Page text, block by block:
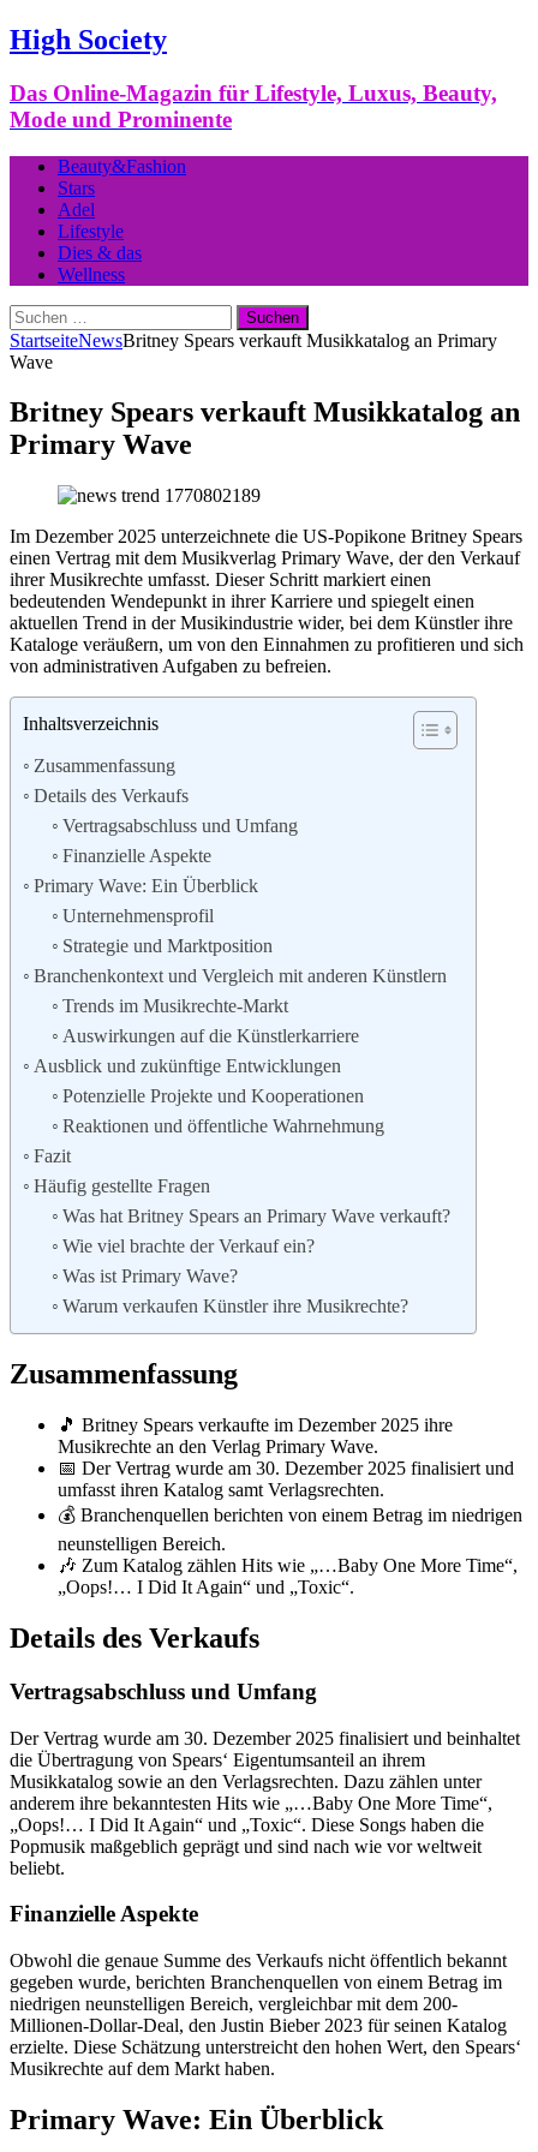
High Society
Das Online-Magazin für Lifestyle, Luxus, Beauty,
Mode und Prominente
Beauty&Fashion
Stars
Adel
Lifestyle
Dies & das
Wellness
Suchen
nach:
StartseiteNewsBritney Spears verkauft Musikkatalog an Primary
Wave
Britney Spears verkauft Musikkatalog an
Primary Wave
Im Dezember 2025 unterzeichnete die US-Popikone Britney Spears
einen Vertrag mit dem Musikverlag Primary Wave, der den Verkauf
ihrer Musikrechte umfasst. Dieser Schritt markiert einen
bedeutenden Wendepunkt in ihrer Karriere und spiegelt einen
aktuellen Trend in der Musikindustrie wider, bei dem Künstler ihre
Kataloge veräußern, um von den Einnahmen zu profitieren und sich
von administrativen Aufgaben zu befreien.
Inhaltsverzeichnis
Zusammenfassung
Details des Verkaufs
Vertragsabschluss und Umfang
Finanzielle Aspekte
Primary Wave: Ein Überblick
Unternehmensprofil
Strategie und Marktposition
Branchenkontext und Vergleich mit anderen Künstlern
Trends im Musikrechte-Markt
Auswirkungen auf die Künstlerkarriere
Ausblick und zukünftige Entwicklungen
Potenzielle Projekte und Kooperationen
Reaktionen und öffentliche Wahrnehmung
Fazit
Häufig gestellte Fragen
Was hat Britney Spears an Primary Wave verkauft?
Wie viel brachte der Verkauf ein?
Was ist Primary Wave?
Warum verkaufen Künstler ihre Musikrechte?
Zusammenfassung
🎵 Britney Spears verkaufte im Dezember 2025 ihre
Musikrechte an den Verlag Primary Wave.
📅 Der Vertrag wurde am 30. Dezember 2025 finalisiert und
umfasst ihren Katalog samt Verlagsrechten.
💰 Branchenquellen berichten von einem Betrag im niedrigen
neunstelligen Bereich.
🎶 Zum Katalog zählen Hits wie „…Baby One More Time“,
„Oops!… I Did It Again“ und „Toxic“.
Details des Verkaufs
Vertragsabschluss und Umfang
Der Vertrag wurde am 30. Dezember 2025 finalisiert und beinhaltet
die Übertragung von Spears‘ Eigentumsanteil an ihrem
Musikkatalog sowie an den Verlagsrechten. Dazu zählen unter
anderem ihre bekanntesten Hits wie „…Baby One More Time“,
„Oops!… I Did It Again“ und „Toxic“. Diese Songs haben die
Popmusik maßgeblich geprägt und sind nach wie vor weltweit
beliebt.
Finanzielle Aspekte
Obwohl die genaue Summe des Verkaufs nicht öffentlich bekannt
gegeben wurde, berichten Branchenquellen von einem Betrag im
niedrigen neunstelligen Bereich, vergleichbar mit dem 200-
Millionen-Dollar-Deal, den Justin Bieber 2023 für seinen Katalog
erzielte. Diese Schätzung unterstreicht den hohen Wert, den Spears‘
Musikrechte auf dem Markt haben.
Primary Wave: Ein Überblick